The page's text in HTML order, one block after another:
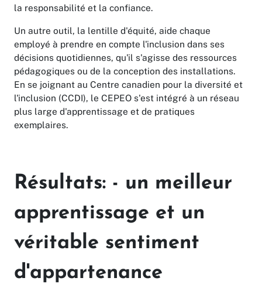
la responsabilité et la confiance.
Un autre outil, la lentille d'équité, aide chaque
employé à prendre en compte l'inclusion dans ses
décisions quotidiennes, qu'il s'agisse des ressources
pédagogiques ou de la conception des installations.
En se joignant au Centre canadien pour la diversité et
l'inclusion (CCDI), le CEPEO s'est intégré à un réseau
plus large d'apprentissage et de pratiques
exemplaires.
Résultats: - un meilleur
apprentissage et un
véritable sentiment
d'appartenance